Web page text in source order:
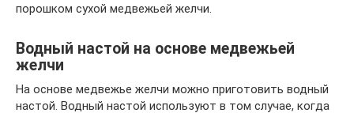
порошком сухой медвежьей желчи.
Водный настой на основе медвежьей
желчи
На основе медвежье желчи можно приготовить водный
настой. Водный настой используют в том случае, когда